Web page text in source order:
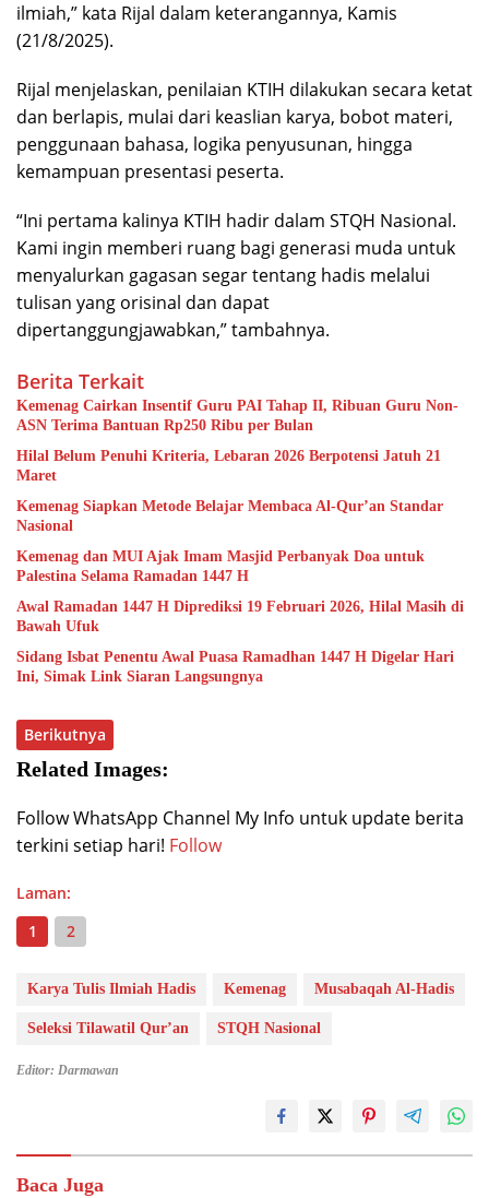
ilmiah,” kata Rijal dalam keterangannya, Kamis
(21/8/2025).
Rijal menjelaskan, penilaian KTIH dilakukan secara ketat
dan berlapis, mulai dari keaslian karya, bobot materi,
penggunaan bahasa, logika penyusunan, hingga
kemampuan presentasi peserta.
“Ini pertama kalinya KTIH hadir dalam STQH Nasional.
Kami ingin memberi ruang bagi generasi muda untuk
menyalurkan gagasan segar tentang hadis melalui
tulisan yang orisinal dan dapat
dipertanggungjawabkan,” tambahnya.
Berita Terkait
Kemenag Cairkan Insentif Guru PAI Tahap II, Ribuan Guru Non-
ASN Terima Bantuan Rp250 Ribu per Bulan
Hilal Belum Penuhi Kriteria, Lebaran 2026 Berpotensi Jatuh 21
Maret
Kemenag Siapkan Metode Belajar Membaca Al-Qur’an Standar
Nasional
Kemenag dan MUI Ajak Imam Masjid Perbanyak Doa untuk
Palestina Selama Ramadan 1447 H
Awal Ramadan 1447 H Diprediksi 19 Februari 2026, Hilal Masih di
Bawah Ufuk
Sidang Isbat Penentu Awal Puasa Ramadhan 1447 H Digelar Hari
Ini, Simak Link Siaran Langsungnya
Berikutnya
Related Images:
Follow WhatsApp Channel My Info untuk update berita
terkini setiap hari! Follow
Laman:
1
2
Karya Tulis Ilmiah Hadis Kemenag Musabaqah Al-Hadis
Seleksi Tilawatil Qur’an STQH Nasional
Editor: Darmawan
Baca Juga